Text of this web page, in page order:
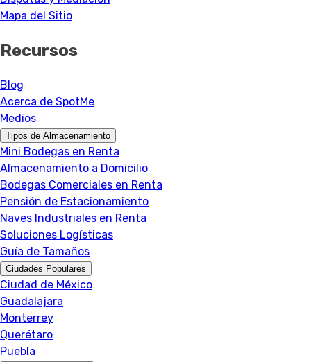
Mapa del Sitio
Recursos
Blog
Acerca de SpotMe
Medios
Tipos de Almacenamiento
Mini Bodegas en Renta
Almacenamiento a Domicilio
Bodegas Comerciales en Renta
Pensión de Estacionamiento
Naves Industriales en Renta
Soluciones Logísticas
Guía de Tamaños
Ciudades Populares
Ciudad de México
Guadalajara
Monterrey
Querétaro
Puebla